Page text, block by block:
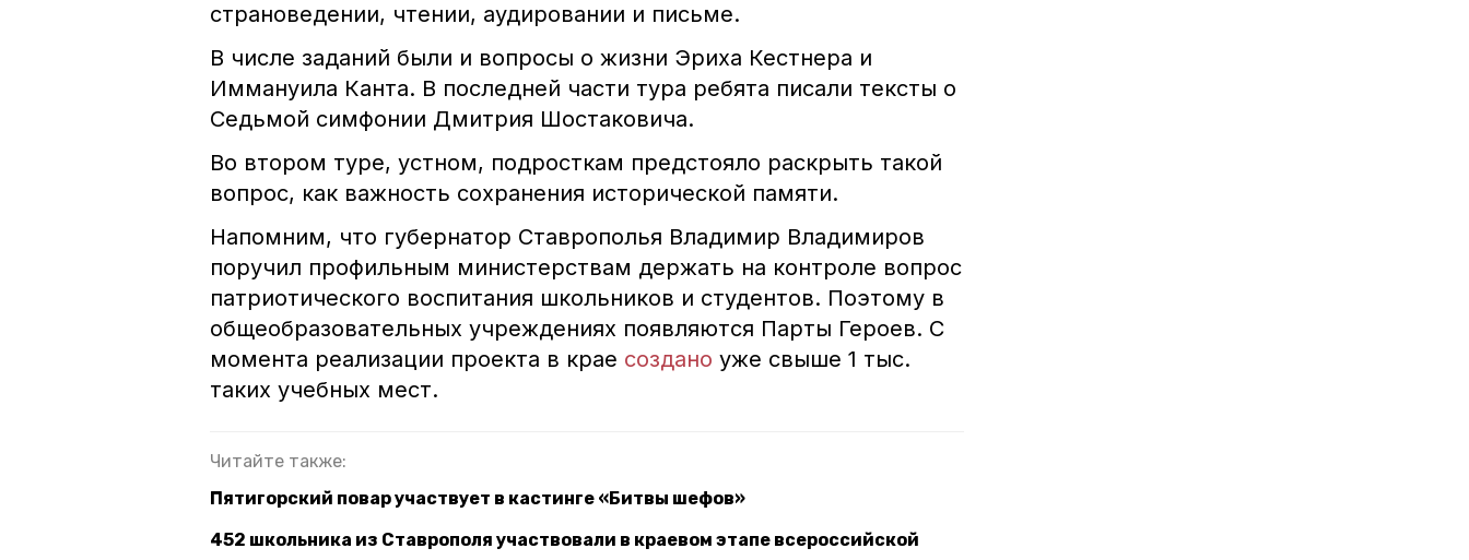
страноведении, чтении, аудировании и письме.
В числе заданий были и вопросы о жизни Эриха Кестнера и
Иммануила Канта. В последней части тура ребята писали тексты о
Седьмой симфонии Дмитрия Шостаковича.
Во втором туре, устном, подросткам предстояло раскрыть такой
вопрос, как важность сохранения исторической памяти.
Напомним, что губернатор Ставрополья Владимир Владимиров
поручил профильным министерствам держать на контроле вопрос
патриотического воспитания школьников и студентов. Поэтому в
общеобразовательных учреждениях появляются Парты Героев. С
момента реализации проекта в крае создано уже свыше 1 тыс.
таких учебных мест.
Читайте также:
Пятигорский повар участвует в кастинге «Битвы шефов»
452 школьника из Ставрополя участвовали в краевом этапе всероссийской